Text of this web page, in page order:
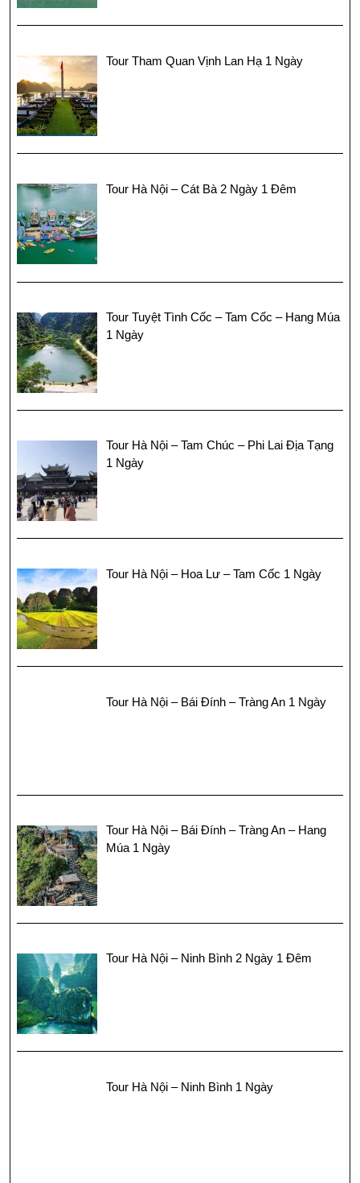
Tour Tham Quan Vịnh Lan Hạ 1 Ngày
Tour Hà Nội – Cát Bà 2 Ngày 1 Đêm
Tour Tuyệt Tình Cốc – Tam Cốc – Hang Múa
1 Ngày
Tour Hà Nội – Tam Chúc – Phi Lai Địa Tạng
1 Ngày
Tour Hà Nội – Hoa Lư – Tam Cốc 1 Ngày
Tour Hà Nội – Bái Đính – Tràng An 1 Ngày
Tour Hà Nội – Bái Đính – Tràng An – Hang
Múa 1 Ngày
Tour Hà Nội – Ninh Bình 2 Ngày 1 Đêm
Tour Hà Nội – Ninh Bình 1 Ngày